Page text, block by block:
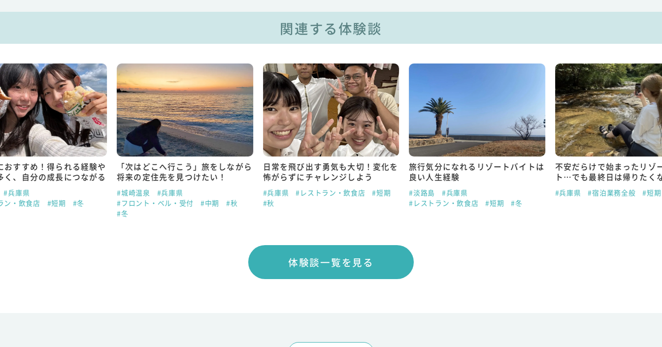
関連する体験談
おすすめ！得られる経験や
く、自分の成長につながる
#兵庫県
ン・飲食店
#短期 #冬
「次はどこへ行こう」旅をしながら
将来の定住先を見つけたい！
#城崎温泉
#兵庫県
#フロント・ベル・受付
#中期
#秋
#冬
日常を飛び出す勇気も大切！変化を
怖がらずにチャレンジしよう
#兵庫県 #レストラン・飲食店
#短期
#秋
旅行気分になれるリゾートバイトは
良い人生経験
#淡路島
#兵庫県
#レストラン・飲食店
#短期 #冬
不安だらけで始まったリゾ
ト…でも最終日は帰りたく
#兵庫県 #宿泊業務全般 #短期
体験談一覧を見る